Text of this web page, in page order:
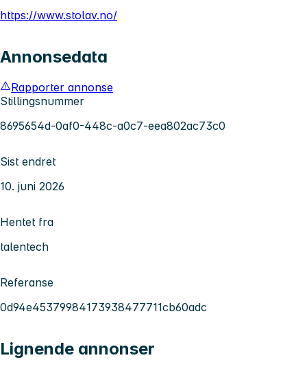
https://www.stolav.no/
Annonsedata
Rapporter annonse
Stillingsnummer
8695654d-0af0-448c-a0c7-eea802ac73c0
Sist endret
10. juni 2026
Hentet fra
talentech
Referanse
0d94e45379984173938477711cb60adc
Lignende annonser